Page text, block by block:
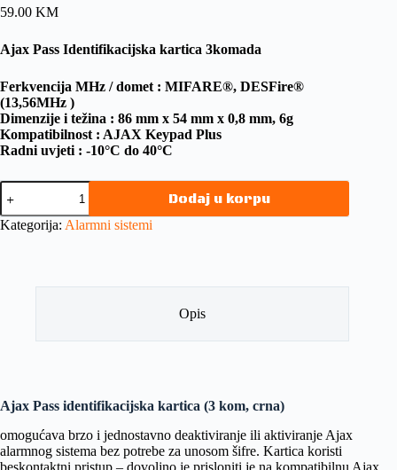
59.00 KM
Ajax Pass Identifikacijska kartica 3komada
Ferkvencija MHz / domet : MIFARE®, DESFire®
(13,56MHz )
Dimenzije i težina : 86 mm x 54 mm x 0,8 mm, 6g
Kompatibilnost : AJAX Keypad Plus
Radni uvjeti : -10°C do 40°C
Dodaj u korpu
Kategorija: Alarmni sistemi
Opis
Ajax Pass identifikacijska kartica (3 kom, crna)
omogućava brzo i jednostavno deaktiviranje ili aktiviranje Ajax
alarmnog sistema bez potrebe za unosom šifre. Kartica koristi
beskontaktni pristup – dovoljno je prisloniti je na kompatibilnu Ajax